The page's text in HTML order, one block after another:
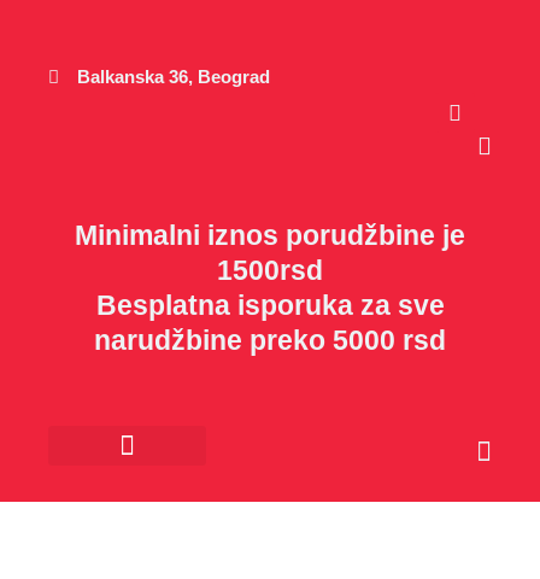
садржајBalkanska 36, Beograd
Cart
Minimalni iznos porudžbine je
1500rsd
Besplatna isporuka za sve
narudžbine preko 5000 rsd
Cart